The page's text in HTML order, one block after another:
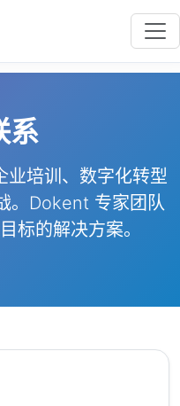
系
业培训、数字化转型
。Dokent 专家团队
标的解决方案。